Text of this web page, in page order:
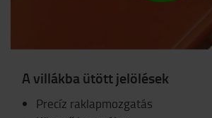
A villákba ütött jelölések
Precíz raklapmozgatás